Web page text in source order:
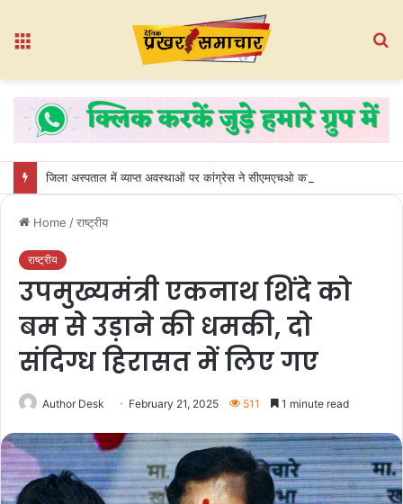
Home /राष्ट्रीय
राष्ट्रीय
उपमुख्यमंत्री एकनाथ शिंदे को
बम से उड़ाने की धमकी, दो
संदिग्ध हिरासत में लिए गए
Author Desk February 21, 2025 511 1 minute read